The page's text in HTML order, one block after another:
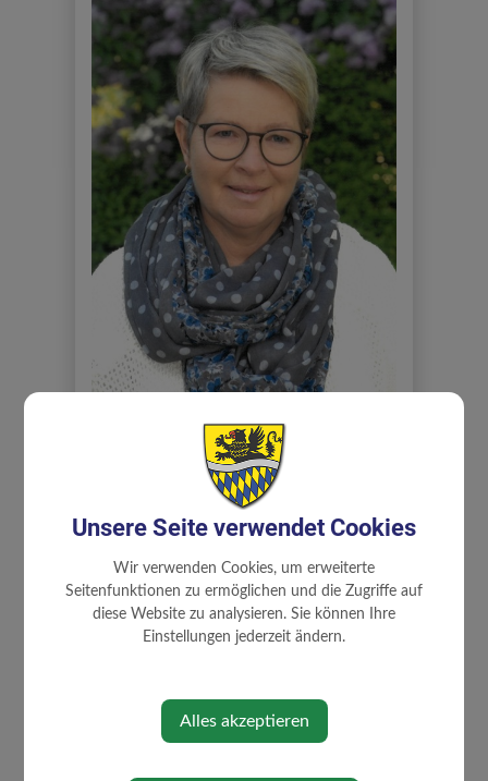
Dieminger Andrea
Unsere Seite verwendet Cookies
Wir verwenden Cookies, um erweiterte
Seitenfunktionen zu ermöglichen und die Zugriffe auf
diese Website zu analysieren. Sie können Ihre
Einstellungen jederzeit ändern.
Alles akzeptieren